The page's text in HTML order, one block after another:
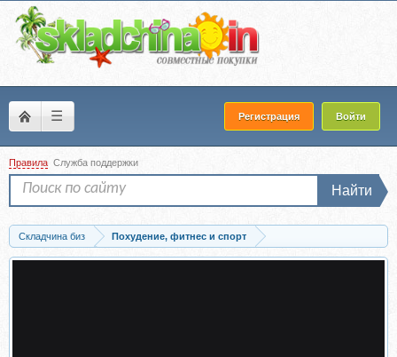
☰ Регистрация Войти
Правила Служба поддержки
Найти
Складчина биз
Похудение, фитнес и спорт
Скачать Как накачать массу на стадионе, 2013